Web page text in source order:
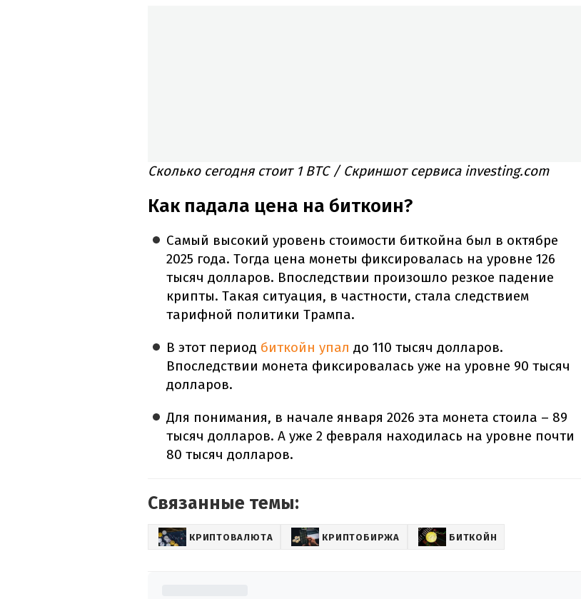
Сколько сегодня стоит 1 BTC / Скриншот сервиса investing.com
Как падала цена на биткоин?
Самый высокий уровень стоимости биткойна был в октябре
2025 года. Тогда цена монеты фиксировалась на уровне 126
тысяч долларов. Впоследствии произошло резкое падение
крипты. Такая ситуация, в частности, стала следствием
тарифной политики Трампа.
В этот период биткойн упал до 110 тысяч долларов.
Впоследствии монета фиксировалась уже на уровне 90 тысяч
долларов.
Для понимания, в начале января 2026 эта монета стоила – 89
тысяч долларов. А уже 2 февраля находилась на уровне почти
80 тысяч долларов.
Связанные темы:
КРИПТОВАЛЮТА КРИПТОБИРЖА БИТКОЙН